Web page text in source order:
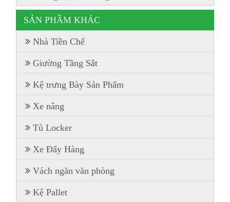
SẢN PHẦM KHÁC
Nhà Tiền Chế
Giường Tầng Sắt
Kệ trưng Bày Sản Phẩm
Xe nâng
Tủ Locker
Xe Đẩy Hàng
Vách ngăn văn phòng
Kệ Pallet